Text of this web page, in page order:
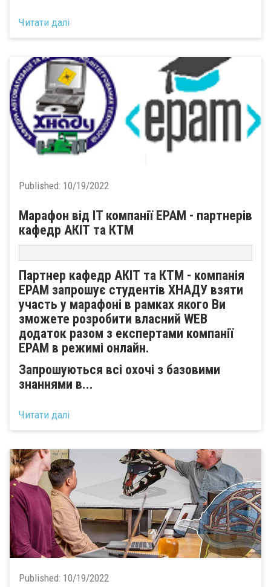
Читати далі
Published: 10/19/2022
Марафон від IT компанії EPAM - партнерів
кафедр АКІТ та КТМ
Партнер кафедр АКІТ та КТМ - компанія
EPAM запрошує студентів ХНАДУ взяти
участь у марафоні в рамках якого Ви
зможете розробити власний WEB
додаток разом з експертами компанії
ЕРАМ в режимі онлайн.
Запрошуються всі охочі з базовими
знаннями в...
Читати далі
Published: 10/19/2022